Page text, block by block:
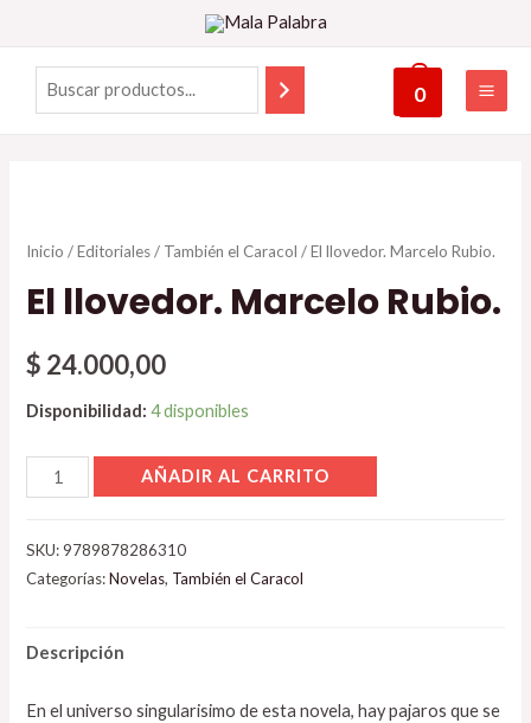
0
Inicio /Editoriales/ También el Caracol / El llovedor. Marcelo Rubio.
El llovedor. Marcelo Rubio.
$ 24.000,00
Disponibilidad: 4 disponibles
AÑADIR AL CARRITO
SKU:9789878286310
Categorías:Novelas, También el Caracol
Descripción
En el universo singularisimo de esta novela, hay pajaros que se